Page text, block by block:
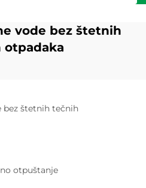
vode bez štetnih
otpadaka
štetnih tečnih
otpuštanje